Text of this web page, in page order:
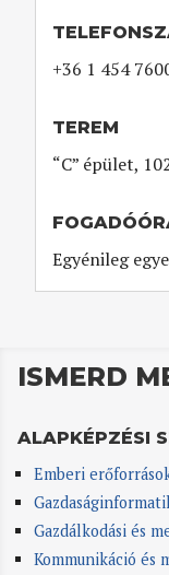
+36 1 454
TEREM
“C” épület,
Egyénileg
ISMERD
ALAPKÉPZÉSI
Emberi
Gazdálkodási és
Kommunikáció és